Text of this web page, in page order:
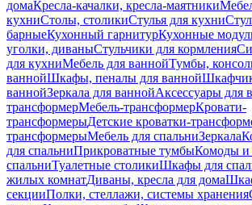
домаКресла-качалки, кресла-маятники
кухниСтолы, столикиСтулья для кухни
барныеКухонный гарнитурКухонные
уголки, диваныСтульчики для кормления
для кухниМебель для ваннойТумбы,
ваннойШкафы, пеналы для ванной
ваннойЗеркала для ваннойАксессуары для
трансформерМебель-трансформерКровати-
трансформерыДетские кроватки-
трансформерыМебель для спальниЗеркала
для спальниПрикроватные тумбыКомоды и
спальниТуалетные столикиШкафы для
жилых комнатДиваны, кресла для дома
секцииПолки, стеллажи, системы хранения